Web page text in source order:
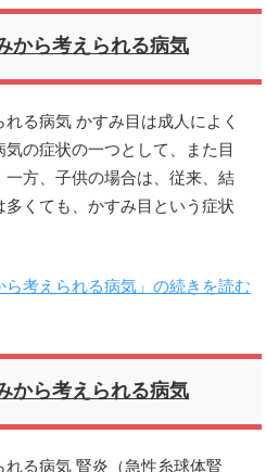
から考えられる病気
る病気 かすみ目は成人によく
の症状の一つとして、また目
方、子供の場合は、従来、結
くても、かすみ目という症状
ら考えられる病気」の続きを読む
から考えられる病気
る病気 腎炎（急性糸球体腎